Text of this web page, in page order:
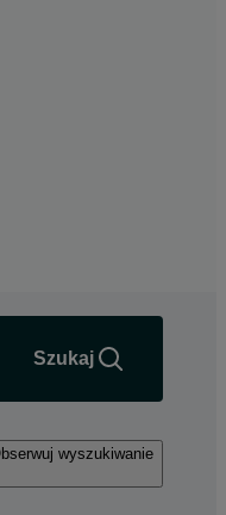
Szukaj
wyszukiwanie